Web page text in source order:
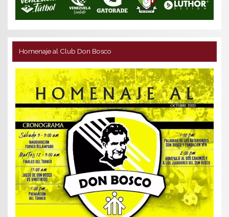
Homenaje al Club Don Bosco